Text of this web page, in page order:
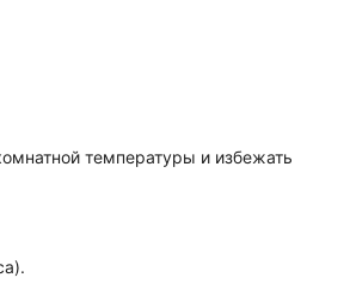
температуры и избежать